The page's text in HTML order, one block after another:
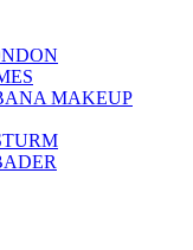
MAKEUP